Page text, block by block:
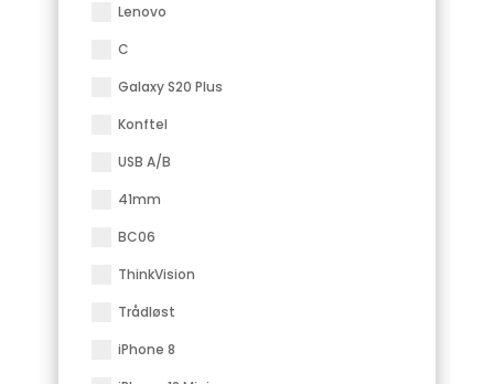
Lenovo
C
Galaxy S20 Plus
Konftel
USB A/B
41mm
BC06
ThinkVision
Trådløst
iPhone 8